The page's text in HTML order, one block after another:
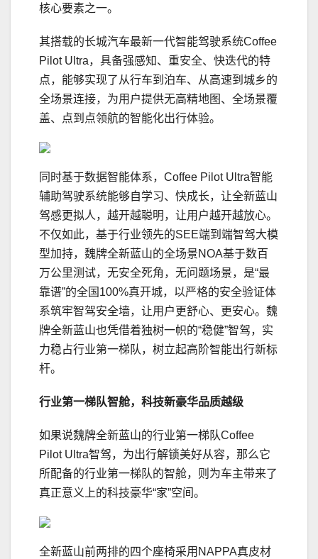
核心要素之一。
其搭载的长城汽车最新一代智能驾驶系统Coffee
Pilot Ultra，具备强感知、重安全、快迭代的特
点，能够实现了从行车到泊车、从高速到城乡的
全场景连接，为用户提供无高精地图、全场景覆
盖、点到点领航的智能化出行体验。
同时基于数据智能体系，Coffee Pilot Ultra智能
辅助驾驶系统能够自学习、快成长，让全新蓝山
驾感更拟人，越开越聪明，让用户越开越放心。
不仅如此，基于行业领先的SEE端到端智驾大模
型加持，魏牌全新蓝山的全场景NOA基于数百
万公里测试，无安全死角，无问题场景，是“最
靠谱”的全国100%真开城，以严格的安全验证体
系筑牢智驾安全墙，让用户更舒心、更安心。魏
牌全新蓝山也凭借着独树一帜的“稳健”智驾，实
力稳占行业第一梯队，树立起高阶智能出行新标
杆。
行业第一梯队智舱， 科技新豪华品质越级
如果说魏牌全新蓝山的行业第一梯队Coffee
Pilot Ultra智驾，为出行解锁美好从容，那么它
所配备的行业第一梯队的智舱，则为车主带来了
真正意义上的科技豪华“家”空间。
全新蓝山前两排的四个座椅采用NAPPA真皮材